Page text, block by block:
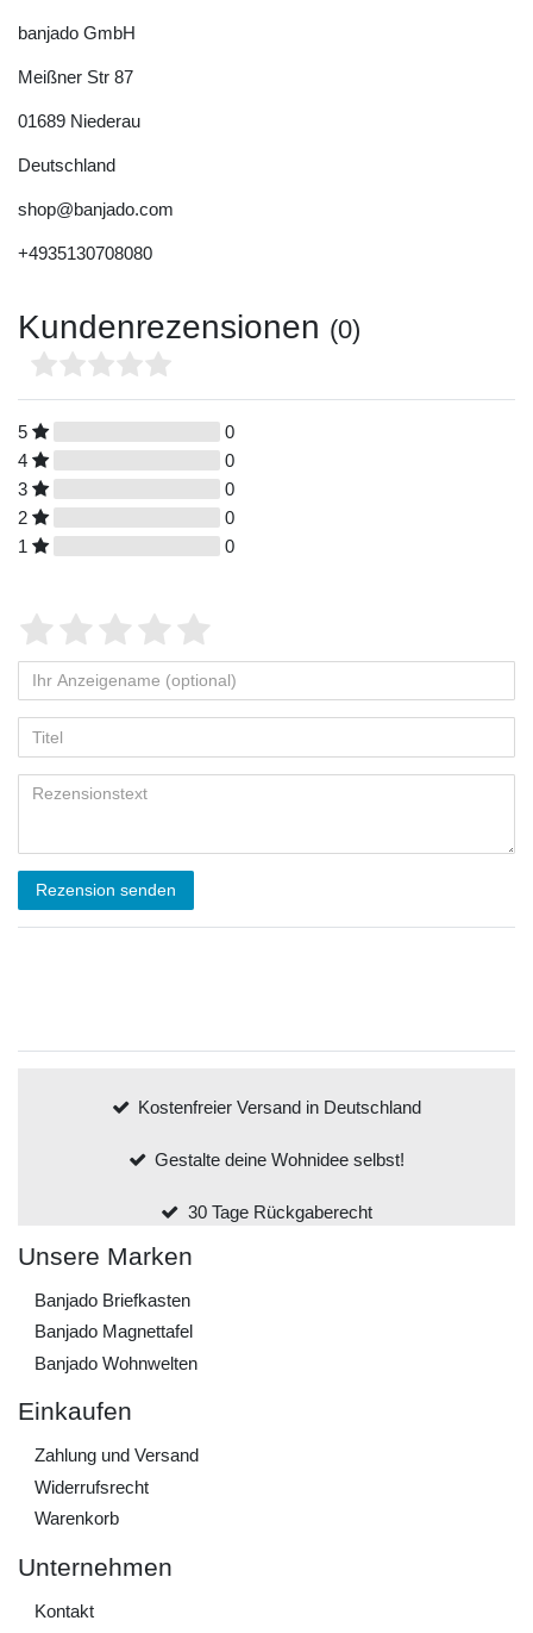
banjado GmbH
Meißner Str 87
01689 Niederau
Deutschland
shop@banjado.com
+4935130708080
Kundenrezensionen (0)
5
0
4
0
3
0
2
0
1
0
Rezension senden
Kostenfreier Versand in Deutschland
Gestalte deine Wohnidee selbst!
30 Tage Rückgaberecht
Unsere Marken
Banjado Briefkasten
Banjado Magnettafel
Banjado Wohnwelten
Einkaufen
Zahlung und Versand
Widerrufs­recht
Warenkorb
Unternehmen
Kontakt